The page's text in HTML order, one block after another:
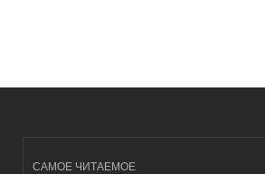
САМОЕ ЧИТАЕМОЕ